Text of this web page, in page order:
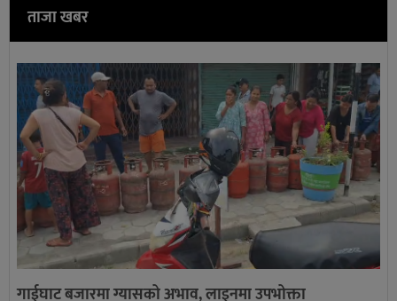
ताजा खबर
गाईघाट बजारमा ग्यासको अभाव, लाइनमा उपभोक्ता